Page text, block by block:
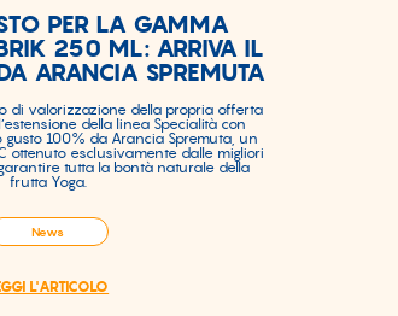
PER LA GAMMA
250 ML: ARRIVA IL
ARANCIA SPREMUTA
di valorizzazione della propria offerta
della linea Specialità con
gusto 100% da Arancia Spremuta, un
ottenuto esclusivamente dalle migliori
tutta la bontà naturale della
frutta Yoga.
News
L'ARTICOLO